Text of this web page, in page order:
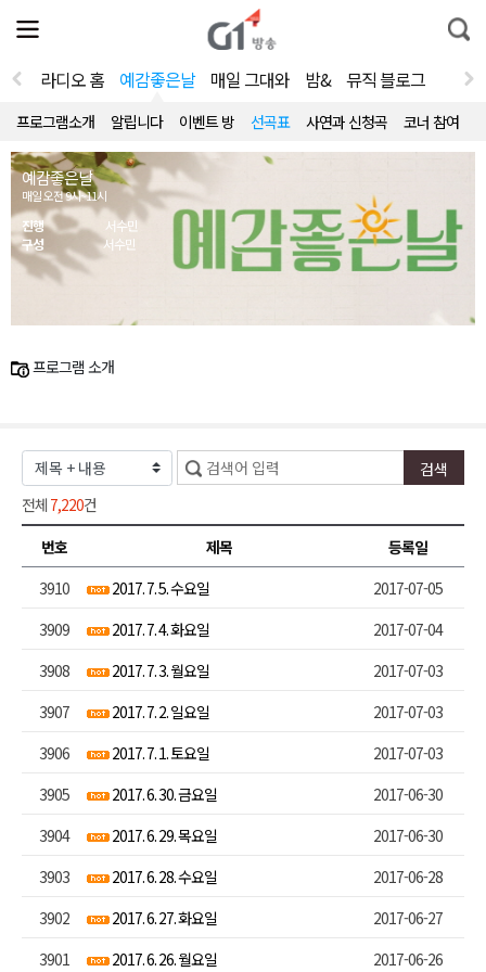
전
체
뉴
열
통
합
라디오 홈 예감좋은날 매일 그대와 밤& 뮤직 블로그
프로그램소개 알립니다 이벤트 방 선곡표 사연과 신청곡 코너 참여
예감좋은날
매일 오전 9시~11시
진행
서수민
구성
서수민
프로그램 소개
전체 7,220건
번호
제목
등록일
3910
2017. 7. 5. 수요일
2017-07-05
3909
2017. 7. 4. 화요일
2017-07-04
3908
2017. 7. 3. 월요일
2017-07-03
3907
2017. 7. 2. 일요일
2017-07-03
3906
2017. 7. 1. 토요일
2017-07-03
3905
2017. 6. 30. 금요일
2017-06-30
3904
2017. 6. 29. 목요일
2017-06-30
3903
2017. 6. 28. 수요일
2017-06-28
3902
2017. 6. 27. 화요일
2017-06-27
3901
2017. 6. 26. 월요일 2017-06-26